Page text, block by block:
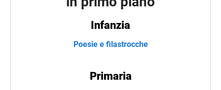
Infanzia
Poesie e filastrocche
Primaria